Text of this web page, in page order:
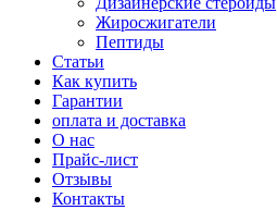
Жиросжигатели
Пептиды
Статьи
Как купить
Гарантии
оплата и доставка
О нас
Прайс-лист
Отзывы
Контакты